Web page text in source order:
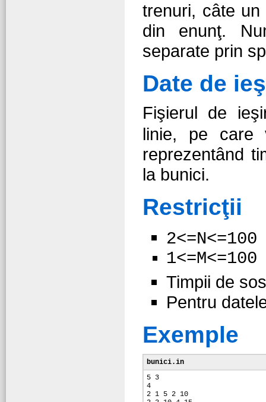
trenuri, câte
din enunţ.
separate prin
Date de
Fişierul de
linie, pe care
reprezentând
la bunici.
Restricţii
2<=N<=100
1<=M<=100
Timpii de
Pentru
Exemple
bunici.in
5 3
4
2 1 5 2 10